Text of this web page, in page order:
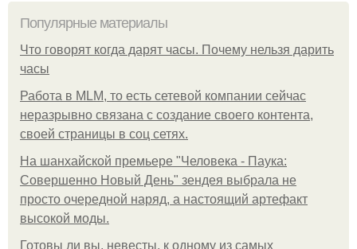
Популярные материалы
Что говорят когда дарят часы. Почему нельзя дарить
часы
Работа в MLM, то есть сетевой компании сейчас
неразрывно связана с создание своего контента,
своей страницы в соц сетях.
На шанхайской премьере "Человека - Паука:
Совершенно Новый День" зендея выбрала не
просто очередной наряд, а настоящий артефакт
высокой моды.
Готовы ли вы, невесты, к одному из самых